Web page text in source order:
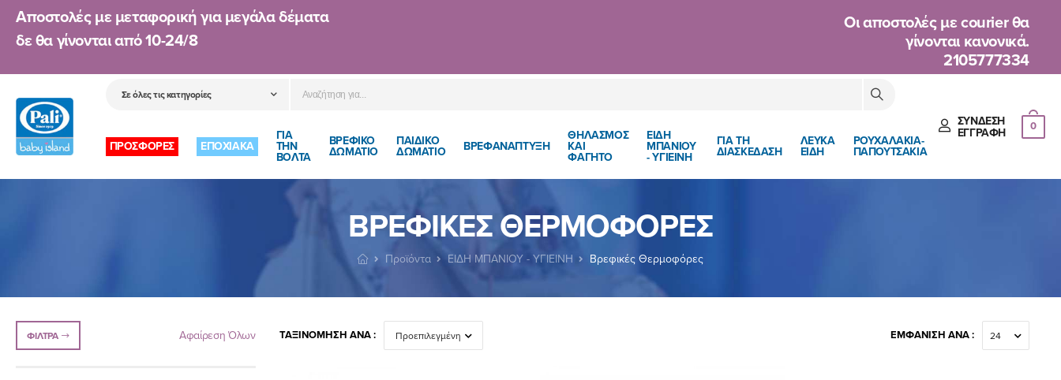
Αποστολές με μεταφορική για μεγάλα δέματα
δε θα γίνονται από10-24/8
Oι αποστολές με courier θα
γίνονται κανονικά.
2105777334
ΠΡΟΣΦΟΡΕΣ ΕΠΟΧΙΑΚΑ
ΓΙΑ
ΤΗΝ
ΒΟΛΤΑ
ΒΡΕΦΙΚΟ
ΔΩΜΑΤΙΟ
ΠΑΙΔΙΚΌ
ΔΩΜΆΤΙΟ
ΒΡΕΦΑΝΑΠΤΥΞΗ
ΘΗΛΑΣΜΟΣ
ΚΑΙ
ΦΑΓΗΤΟ
ΕΙΔΗ
ΜΠΑΝΙΟΥ
- ΥΓΙΕΙΝΗ
ΓΙΑ ΤΗ
ΔΙΑΣΚΕΔΑΣΗ
ΛΕΥΚΑ
ΕΙΔΗ
ΡΟΥΧΑΛΑΚΙΑ-
ΠΑΠΟΥΤΣΑΚΙΑ
ΣΎΝΔΕΣΗ
ΈΓΓΡΑΦΉ
0
ΒΡΕΦΙΚΈΣ ΘΕΡΜΟΦΌΡΕΣ
Προϊόντα ΕΙΔΗ ΜΠΑΝΙΟΥ - ΥΓΙΕΙΝΗ Βρεφικές Θερμοφόρες
ΦΊΛΤΡΑ Αφαίρεση Όλων ΤΑΞΙΝΌΜΗΣΗ ΑΝΆ : ΕΜΦΆΝΙΣΗ ΑΝΆ :